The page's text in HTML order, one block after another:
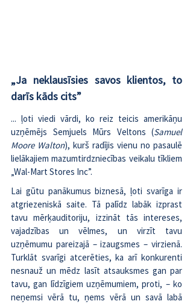
„Ja neklausīsies savos klientos, to
darīs kāds cits”
... ļoti viedi vārdi, ko reiz teicis amerikāņu
uzņēmējs Semjuels Mūrs Veltons (Samuel
Moore Walton), kurš radījis vienu no pasaulē
lielākajiem mazumtirdzniecības veikalu tīkliem
„Wal-Mart Stores Inc”.
Lai gūtu panākumus biznesā, ļoti svarīga ir
atgriezeniskā saite. Tā palīdz labāk izprast
tavu mērķauditoriju, izzināt tās intereses,
vajadzības un vēlmes, un virzīt tavu
uzņēmumu pareizajā – izaugsmes – virzienā.
Turklāt svarīgi atcerēties, ka arī konkurenti
nesnauž un mēdz lasīt atsauksmes gan par
tavu, gan līdzīgiem uzņēmumiem, proti, – ko
neņemsi vērā tu, ņems vērā un savā labā